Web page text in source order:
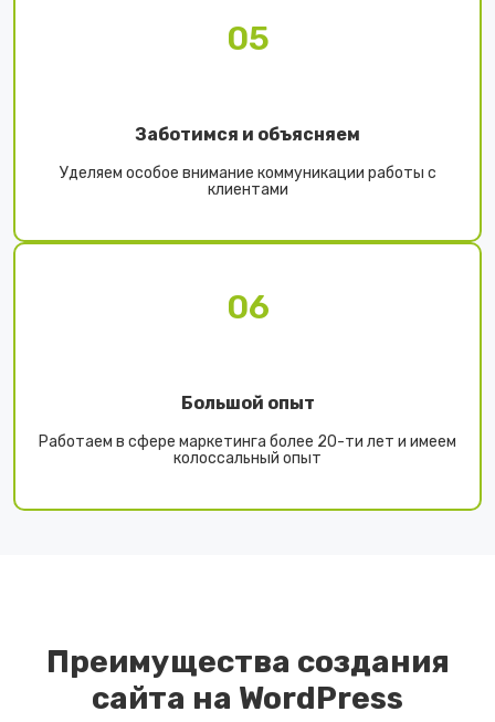
05
Заботимся и объясняем
Уделяем особое внимание коммуникации работы с
клиентами
06
Большой опыт
Работаем в сфере маркетинга более 20-ти лет и имеем
колоссальный опыт
Преимущества создания
сайта на WordPress